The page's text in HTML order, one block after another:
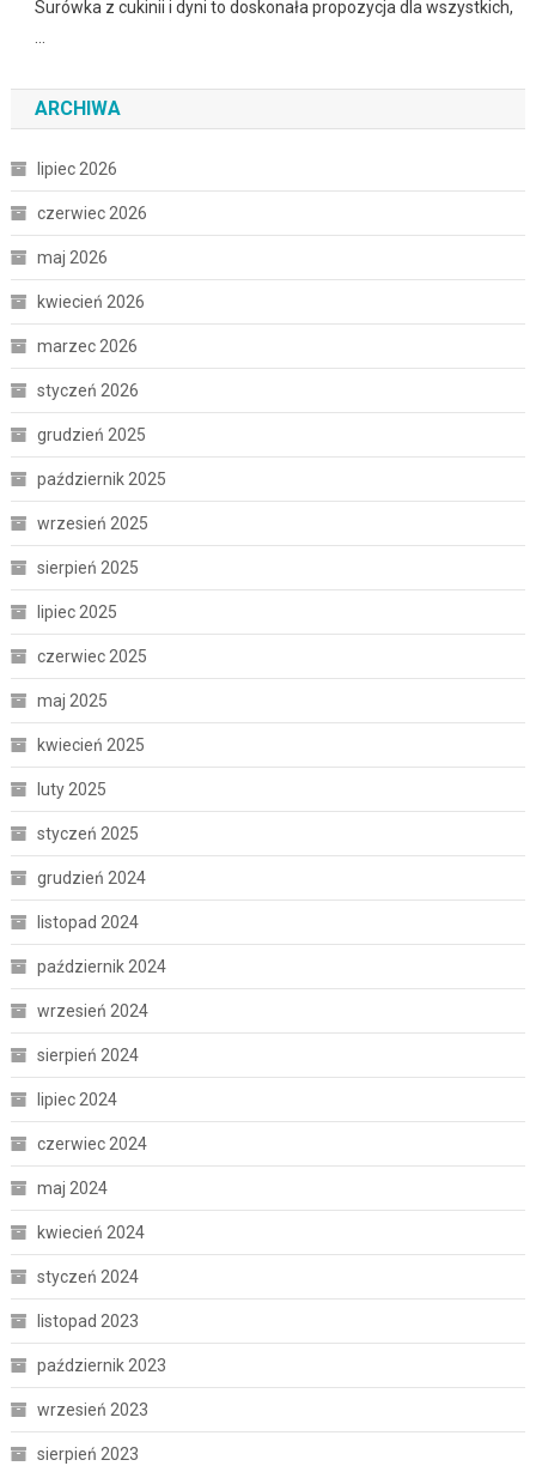
Surówka z cukinii i dyni to doskonała propozycja dla wszystkich,
ARCHIWA
lipiec 2026
czerwiec 2026
maj 2026
kwiecień 2026
marzec 2026
styczeń 2026
grudzień 2025
październik 2025
wrzesień 2025
sierpień 2025
lipiec 2025
czerwiec 2025
maj 2025
kwiecień 2025
luty 2025
styczeń 2025
grudzień 2024
listopad 2024
październik 2024
wrzesień 2024
sierpień 2024
lipiec 2024
czerwiec 2024
maj 2024
kwiecień 2024
styczeń 2024
listopad 2023
październik 2023
wrzesień 2023
sierpień 2023